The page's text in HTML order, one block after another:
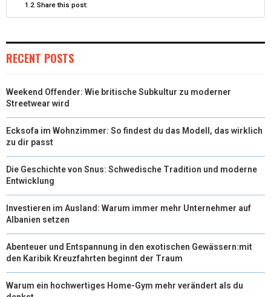
Share this post:
RECENT POSTS
Weekend Offender: Wie britische Subkultur zu moderner
Streetwear wird
Ecksofa im Wohnzimmer: So findest du das Modell, das wirklich
zu dir passt
Die Geschichte von Snus: Schwedische Tradition und moderne
Entwicklung
Investieren im Ausland: Warum immer mehr Unternehmer auf
Albanien setzen
Abenteuer und Entspannung in den exotischen Gewässern:mit
den Karibik Kreuzfahrten beginnt der Traum
Warum ein hochwertiges Home-Gym mehr verändert als du